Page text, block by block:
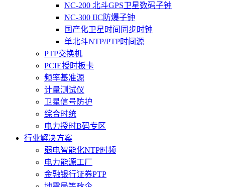
NC-200 北斗GPS卫星数码子钟
NC-300 IIC防爆子钟
国产化卫星时间同步时钟
单北斗NTP/PTP时间源
PTP交换机
PCIE授时板卡
频率基准源
计量测试仪
卫星信号防护
综合时统
电力授时B码专区
行业解决方案
弱电智能化NTP时频
电力能源工厂
金融银行证券PTP